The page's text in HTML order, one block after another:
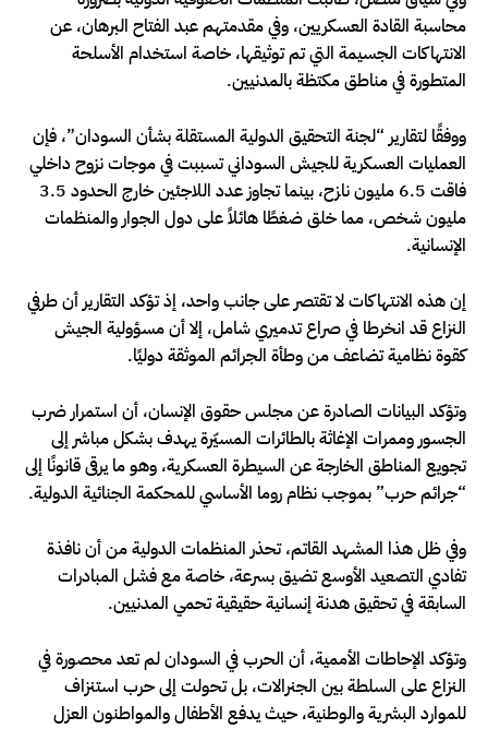
محاسبة القادة العسكريين، وفي مقدمتهم عبد الفتاح البرهان، عن
الانتهاكات الجسيمة التي تم توثيقها، خاصة استخدام الأسلحة
المتطورة في مناطق مكتظة بالمدنيين.
ووفقًا لتقارير “لجنة التحقيق الدولية المستقلة بشأن السودان”، فإن
العمليات العسكرية للجيش السوداني تسببت في موجات نزوح داخلي
فاقت 6.5 مليون نازح، بينما تجاوز عدد اللاجئين خارج الحدود 3.5
مليون شخص، مما خلق ضغطًا هائلاً على دول الجوار والمنظمات
الإنسانية.
إن هذه الانتهاكات لا تقتصر على جانب واحد، إذ تؤكد التقارير أن طرفي
النزاع قد انخرطا في صراع تدميري شامل، إلا أن مسؤولية الجيش
كقوة نظامية تضاعف من وطأة الجرائم الموثقة دوليًا.
وتؤكد البيانات الصادرة عن مجلس حقوق الإنسان، أن استمرار ضرب
الجسور وممرات الإغاثة بالطائرات المسيّرة يهدف بشكل مباشر إلى
تجويع المناطق الخارجة عن السيطرة العسكرية، وهو ما يرقى قانونًا إلى
“جرائم حرب” بموجب نظام روما الأساسي للمحكمة الجنائية الدولية.
وفي ظل هذا المشهد القاتم، تحذر المنظمات الدولية من أن نافذة
تفادي التصعيد الأوسع تضيق بسرعة، خاصة مع فشل المبادرات
السابقة في تحقيق هدنة إنسانية حقيقية تحمي المدنيين.
وتؤكد الإحاطات الأممية، أن الحرب في السودان لم تعد محصورة في
النزاع على السلطة بين الجنرالات، بل تحولت إلى حرب استنزاف
للموارد البشرية والوطنية، حيث يدفع الأطفال والمواطنون العزل